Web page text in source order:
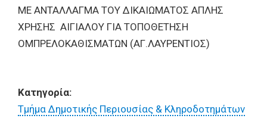
ΜΕ ΑΝΤΑΛΛΑΓΜΑ ΤΟΥ ΔΙΚΑΙΩΜΑΤΟΣ ΑΠΛΗΣ
ΧΡΗΣΗΣ ΑΙΓΙΑΛΟΥ ΓΙΑ ΤΟΠΟΘΕΤΗΣΗ
ΟΜΠΡΕΛΟΚΑΘΙΣΜΑΤΩΝ (AΓ.ΛΑΥΡΕΝΤΙΟΣ)
Κατηγορία:
Τμήμα Δημοτικής Περιουσίας & Κληροδοτημάτων